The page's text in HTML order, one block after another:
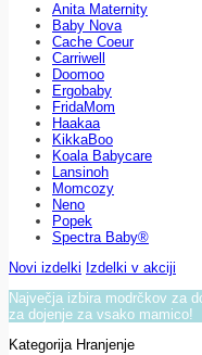
Anita Maternity
Baby Nova
Cache Coeur
Carriwell
Doomoo
Ergobaby
FridaMom
Haakaa
KikkaBoo
Koala Babycare
Lansinoh
Momcozy
Neno
Popek
Spectra Baby®
Novi izdelki Izdelki v akciji
Največja izbira modrčkov za
za dojenje za vsako mamico!
Kategorija Hranjenje